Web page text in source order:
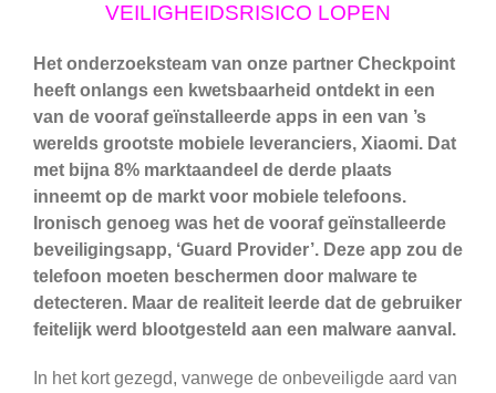
VEILIGHEIDSRISICO LOPEN
Het onderzoeksteam van onze partner Checkpoint
heeft onlangs een kwetsbaarheid ontdekt in een
van de vooraf geïnstalleerde apps in een van ’s
werelds grootste mobiele leveranciers, Xiaomi. Dat
met bijna 8% marktaandeel de derde plaats
inneemt op de markt voor mobiele telefoons.
Ironisch genoeg was het de vooraf geïnstalleerde
beveiligingsapp, ‘Guard Provider’. Deze app zou de
telefoon moeten beschermen door malware te
detecteren. Maar de realiteit leerde dat de gebruiker
feitelijk werd blootgesteld aan een malware aanval.
In het kort gezegd, vanwege de onbeveiligde aard van